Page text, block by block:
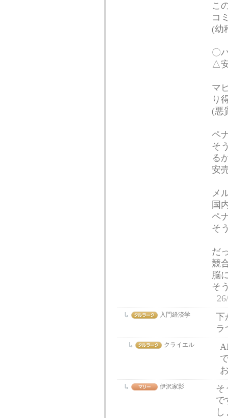
こ
コ
(幼
〇
△
マ
り
(悪
ペ
そ
る
安
メ
国
ペ
そ
だ
競
脳
そ
入門経済学
下
ラ
クライエル
伊沢家影
そ
で